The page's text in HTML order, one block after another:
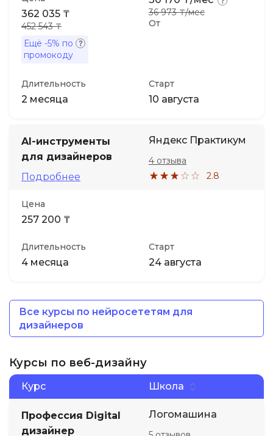
362 035 ₸
452 543 ₸
Ещё -5% по
промокоду
От
36 973 ₸/мес
Длительность
2 месяца
Старт
10 августа
AI-инструменты
для дизайнеров
Подробнее
Яндекс Практикум
2.8
4 отзыва
Цена
257 200 ₸
Длительность
4 месяца
Старт
24 августа
Все курсы по нейросететям для
дизайнеров
Курсы по веб-дизайну
Курс Школа
Профессия Digital
дизайнер
Логомашина